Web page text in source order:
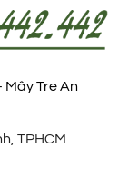
Mây Tre An
TPHCM